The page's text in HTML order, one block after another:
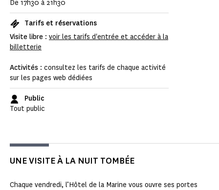
De 17h30 à 21h30
Tarifs et réservations
Visite libre : voir les tarifs d'entrée et accéder à la
billetterie
Activités : consultez les tarifs de chaque activité
sur les pages web dédiées
Public
Tout public
UNE VISITE À LA NUIT TOMBÉE
Chaque vendredi, l’Hôtel de la Marine vous ouvre ses portes